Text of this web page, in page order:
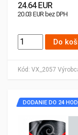
Kód: VX_2057
24.64 EUR
20.03 EUR bez DPH
Do
DODANIE DO 24 HOD.